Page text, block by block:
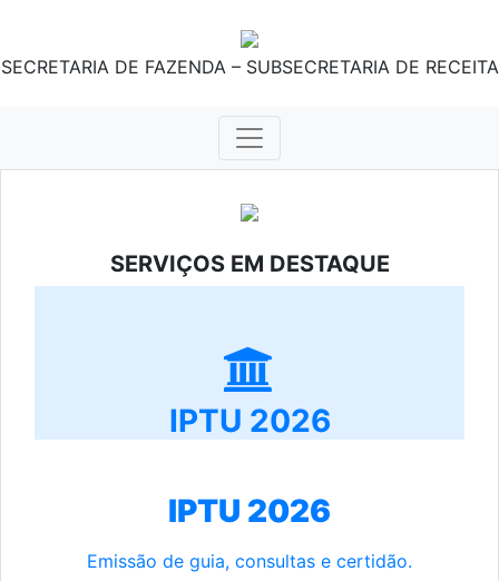
SECRETARIA DE FAZENDA – SUBSECRETARIA DE RECEITA
SERVIÇOS EM DESTAQUE
IPTU 2026
IPTU 2026
Emissão de guia, consultas e certidão.